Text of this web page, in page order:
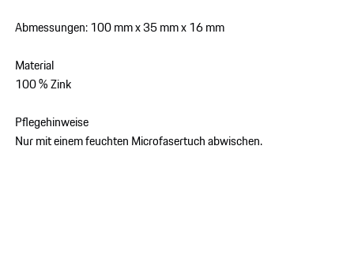
Abmessungen: 100 mm x 35 mm x 16 mm
Material
100 % Zink
Pflegehinweise
Nur mit einem feuchten Microfasertuch abwischen.